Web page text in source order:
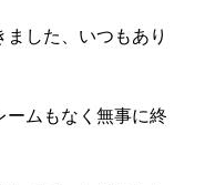
した、いつもあり
ームもなく無事に終